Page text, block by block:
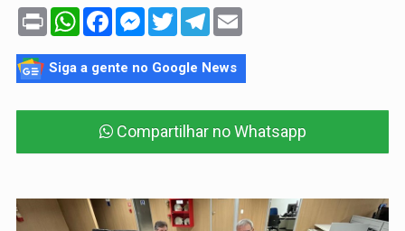
Print WhatsAppFacebookMessenger
TwitterTelegram
Siga a gente no Google News
Compartilhar no Whatsapp